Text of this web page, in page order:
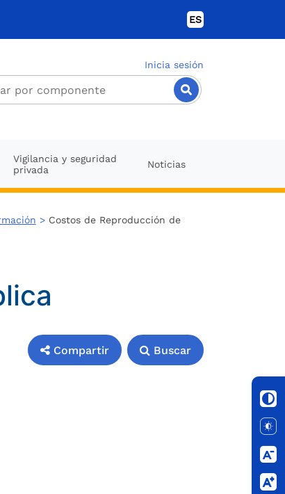
ES
Inicia sesión
Vigilancia y seguridad
privada
Noticias
>Costos de Reproducción de
Compartir Buscar